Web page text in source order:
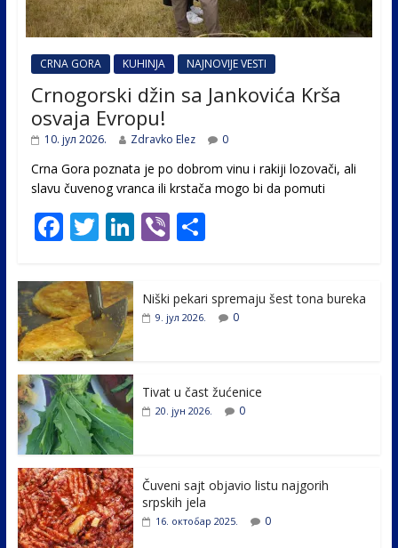
CRNA GORA KUHINJA NAJNOVIJE VESTI
Crnogorski džin sa Jankovića Krša
osvaja Evropu!
10. јул 2026. Zdravko Elez 0
Crna Gora poznata je po dobrom vinu i rakiji lozovači, ali
slavu čuvenog vranca ili krstača mogo bi da pomuti
F
e
b
o
o
k
T
itt
er
Li
e
Vi
er
S
e
Niški pekari spremaju šest tona bureka
9. јул 2026. 0
Tivat u čast žućenice
20. јун 2026. 0
Čuveni sajt objavio listu najgorih
srpskih jela
16. октобар 2025. 0